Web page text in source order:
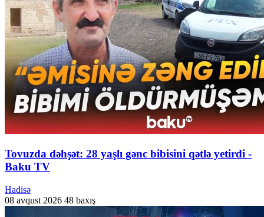
Tovuzda dəhşət: 28 yaşlı gənc bibisini qətlə yetirdi -
Baku TV
Hadisə
08 avqust 2026 48 baxış